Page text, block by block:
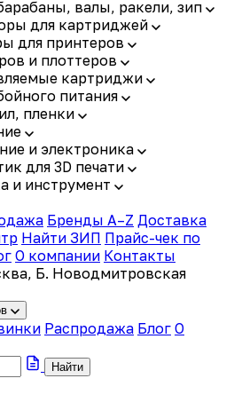
валы, ракели, зип
для картриджей
для принтеров
и плоттеров
картриджи
питания
пленки
и электроника
для 3D печати
и инструмент
Бренды A–Z Доставка
Найти ЗИП Прайс-чек по
О компании Контакты
Б. Новодмитровская
Распродажа Блог О
Найти